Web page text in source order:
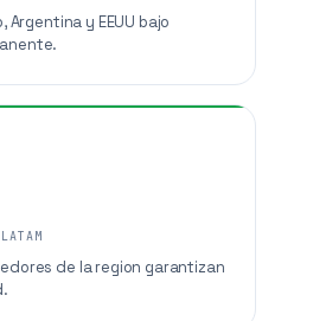
Argentina y EEUU bajo
de la region garantizan